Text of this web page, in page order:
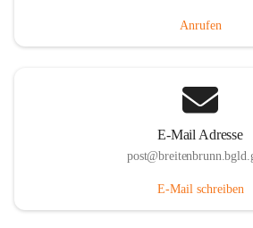
Anrufen
E-Mail Adresse
E-Mail schreiben